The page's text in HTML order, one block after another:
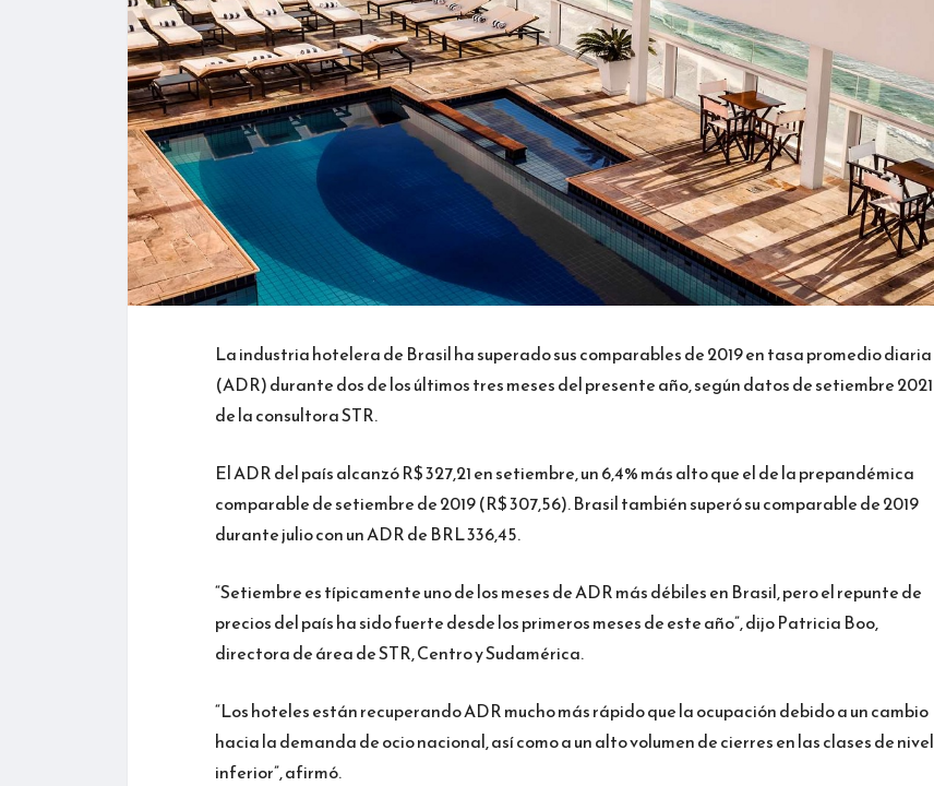
La industria hotelera de Brasil ha superado sus comparables de 2019 en tasa promedio diaria
(ADR) durante dos de los últimos tres meses del presente año, según datos de setiembre 2021
de la consultora STR.
El ADR del país alcanzó R$ 327,21 en setiembre, un 6,4% más alto que el de la prepandémica
comparable de setiembre de 2019 (R$ 307,56). Brasil también superó su comparable de 2019
durante julio con un ADR de BRL 336,45.
“Setiembre es típicamente uno de los meses de ADR más débiles en Brasil, pero el repunte de
precios del país ha sido fuerte desde los primeros meses de este año”, dijo Patricia Boo,
directora de área de STR, Centro y Sudamérica.
“Los hoteles están recuperando ADR mucho más rápido que la ocupación debido a un cambio
hacia la demanda de ocio nacional, así como a un alto volumen de cierres en las clases de nivel
inferior”, afirmó.